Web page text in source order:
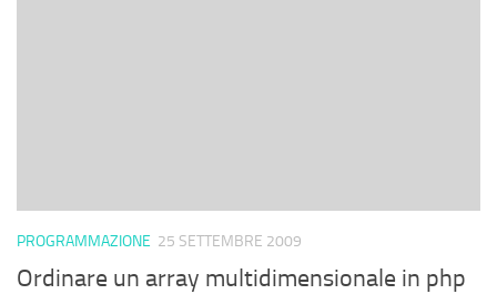
PROGRAMMAZIONE 25 SETTEMBRE 2009
Ordinare un array multidimensionale in php